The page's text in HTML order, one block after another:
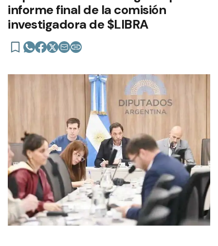
informe final de la comisión
investigadora de $LIBRA